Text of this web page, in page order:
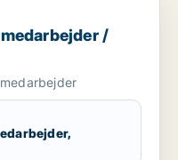
/ butiksmedarbejder /
/